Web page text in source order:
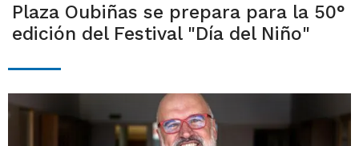
Plaza Oubiñas se prepara para la 50°
edición del Festival "Día del Niño"